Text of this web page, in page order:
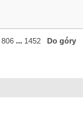
806 ... 1452 Do góry